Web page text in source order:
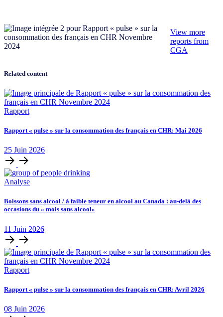
View more
reports from
CGA
Related content
Rapport
Rapport « pulse » sur la consommation des français en CHR: Mai 2026
25 Juin 2026
Analyse
Boissons sans alcool / à faible teneur en alcool au Canada : au-delà des
occasions du « mois sans alcool»
11 Juin 2026
Rapport
Rapport « pulse » sur la consommation des français en CHR: Avril 2026
08 Juin 2026